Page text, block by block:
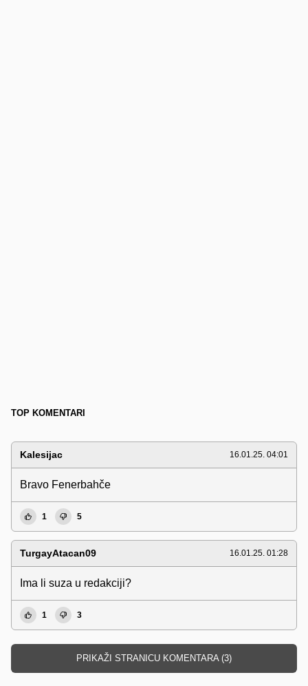
TOP KOMENTARI
Kalesijac 16.01.25. 04:01
Bravo Fenerbahče
1 5
TurgayAtacan09 16.01.25. 01:28
Ima li suza u redakciji?
1 3
PRIKAŽI STRANICU KOMENTARA (3)